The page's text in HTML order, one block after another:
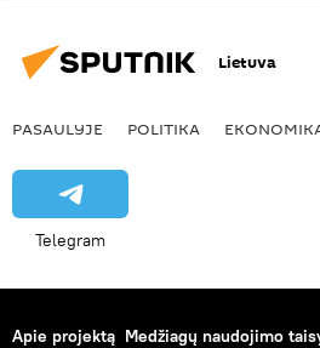
Lietuva
PASAULYJE POLITIKA
Telegram
Apie projektą Medžiagų naudojimo